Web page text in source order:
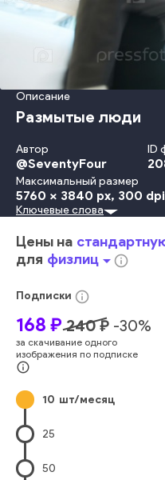
Описание
Размытые люди
Автор
@SeventyFour
ID
Максимальный размер
5760 x 3840 px, 300 dpi
Взрослый Деловая
закрытый интерьер
занятый
агент пятно
размытый
брокер
молодой
Ключевые слова
Цены на
для физлицarrow_drop_downinfo_outline
Подписки info_outline
168 ₽ 240₽ -30%
за скачивание одного
изображения по подписке
info_outline
10 шт/месяц
25
50